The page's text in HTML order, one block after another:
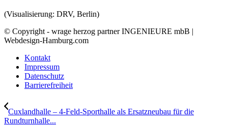
(Visualisierung: DRV, Berlin)
© Copyright - wrage herzog partner INGENIEURE mbB |
Webdesign-Hamburg.com
Kontakt
Impressum
Datenschutz
Barrierefreiheit
Cuxlandhalle – 4-Feld-Sporthalle als Ersatzneubau für die
Rundturnhalle...